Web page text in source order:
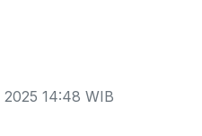
14:48 WIB